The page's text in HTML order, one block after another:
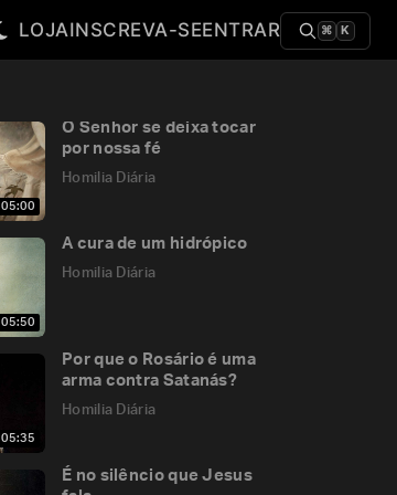
LOJAINSCREVA-SEENTRAR ⌘ K
05:00
O Senhor se deixa tocar
por nossa fé
Homilia Diária
05:50
A cura de um hidrópico
Homilia Diária
05:35
Por que o Rosário é uma
arma contra Satanás?
Homilia Diária
É no silêncio que Jesus